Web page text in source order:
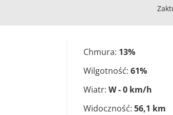
Chmura: 13%
Wilgotność: 61%
Wiatr: W - 0 km/h
Widoczność: 56,1 km